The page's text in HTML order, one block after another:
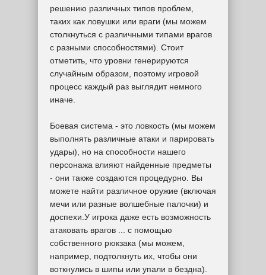
решению различных типов проблем,
таких как ловушки или враги (мы можем
столкнуться с различными типами врагов
с разными способностями). Стоит
отметить, что уровни генерируются
случайным образом, поэтому игровой
процесс каждый раз выглядит немного
иначе.
Боевая система - это ловкость (мы можем
выполнять различные атаки и парировать
удары), но на способности нашего
персонажа влияют найденные предметы
- они также создаются процедурно. Вы
можете найти различное оружие (включая
мечи или разные волшебные палочки) и
доспехи.У игрока даже есть возможность
атаковать врагов ... с помощью
собственного рюкзака (мы можем,
например, подтолкнуть их, чтобы они
воткнулись в шипы или упали в бездна).